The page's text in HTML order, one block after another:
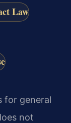
Law
for general
not